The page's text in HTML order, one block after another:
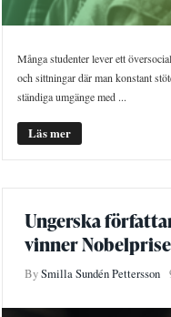
Många studenter lever ett
och sittningar där man konstant
ständiga umgänge med ...
Läs mer
Ungerska
vinner
BySmilla Sundén Pettersson